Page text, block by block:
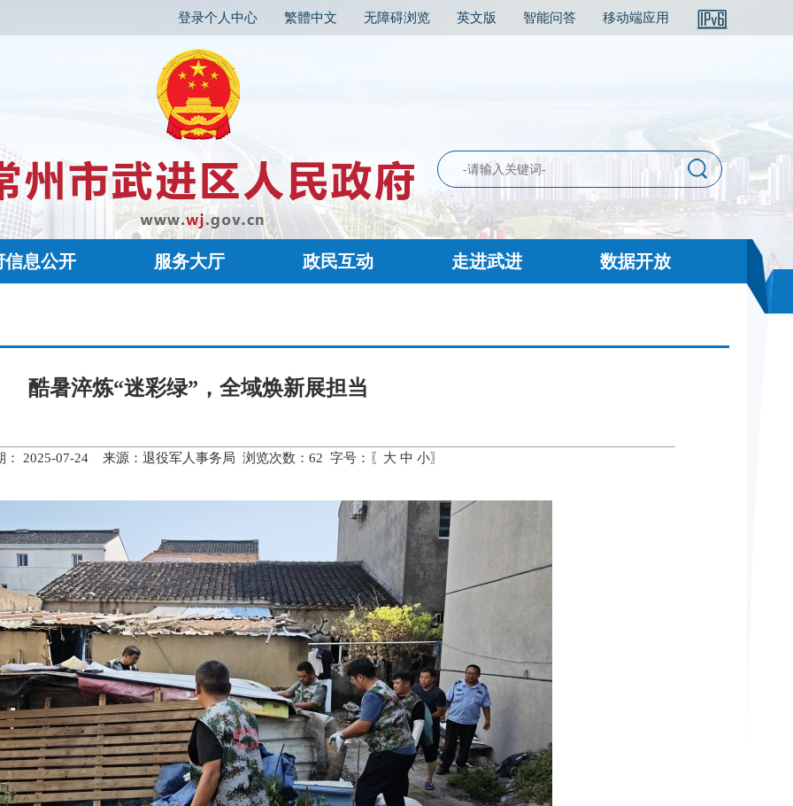
登录个人中心 繁體中文 无障碍浏览 英文版 智能问答 移动端应用
信息公开 服务大厅 政民互动 走进武进 数据开放
酷暑淬炼“迷彩绿”，全域焕新展担当
： 2025-07-24 来源：退役军人事务局 浏览次数： 62 字号：〖 大 中 小〗